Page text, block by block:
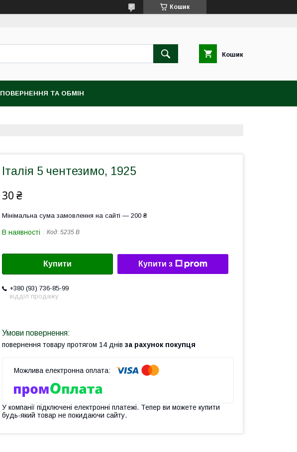
Кошик
Кошик
ПОВЕРНЕННЯ ТА ОБМІН
Італія 5 чентезимо, 1925
30 ₴
Мінімальна сума замовлення на сайті — 200 ₴
В наявності Код: 5235 B
Купити Купити з
+380 (93) 736-85-99
відділ продажу
повернення товару протягом 14 днів за рахунок покупця
У компанії підключені електронні платежі. Тепер ви можете купити
будь-який товар не покидаючи сайту.